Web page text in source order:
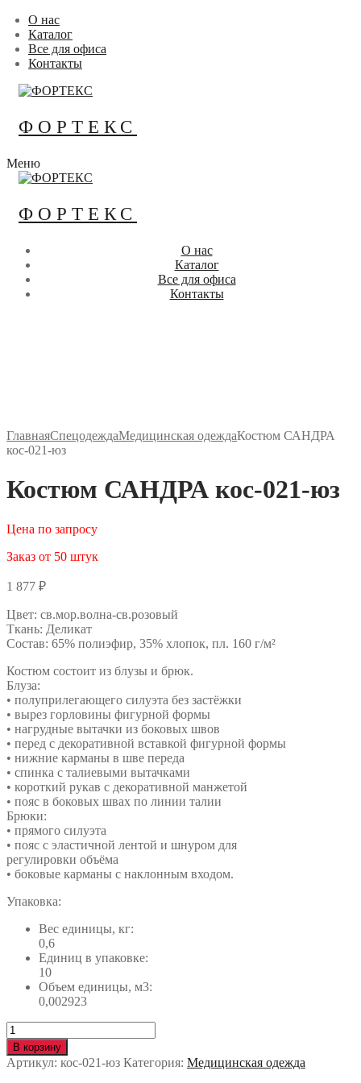
Перейти
содержимому
Меню
Закрыть
О нас
Каталог
Все для офиса
Контакты
ФОРТЕКС
Меню
ФОРТЕКС
О нас
Каталог
Все для офиса
Контакты
ГлавнаяСпецодеждаМедицинская одеждаКостюм САНДРА
кос-021-юз
Костюм САНДРА кос-021-юз
Цена по запросу
Заказ от 50 штук
1 877 ₽
Цвет: св.мор.волна-св.розовый
Ткань: Деликат
Состав: 65% полиэфир, 35% хлопок, пл. 160 г/м²
Костюм состоит из блузы и брюк.
Блуза:
• полуприлегающего силуэта без застёжки
• вырез горловины фигурной формы
• нагрудные вытачки из боковых швов
• перед с декоративной вставкой фигурной формы
• нижние карманы в шве переда
• спинка с талиевыми вытачками
• короткий рукав с декоративной манжетой
• пояс в боковых швах по линии талии
Брюки:
• прямого силуэта
• пояс с эластичной лентой и шнуром для
регулировки объёма
• боковые карманы с наклонным входом.
Упаковка:
Вес единицы, кг:
0,6
Единиц в упаковке:
10
Объем единицы, м3:
0,002923
Количество
Костюм
САНДРА
кос-021-
В корзину
Артикул: кос-021-юз Категория: Медицинская одежда